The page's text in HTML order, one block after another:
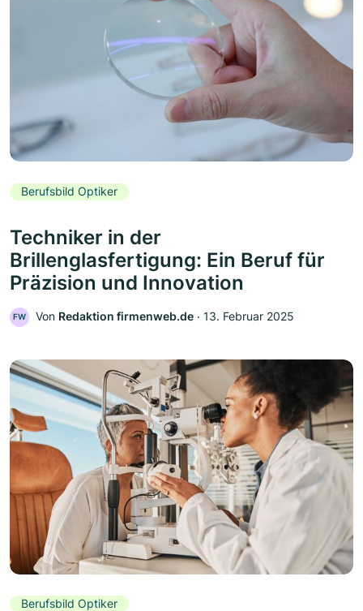
Berufsbild Optiker
Techniker in der
Brillenglasfertigung: Ein Beruf für
Präzision und Innovation
FW Von Redaktion firmenweb.de ‧ 13. Februar 2025
Berufsbild Optiker